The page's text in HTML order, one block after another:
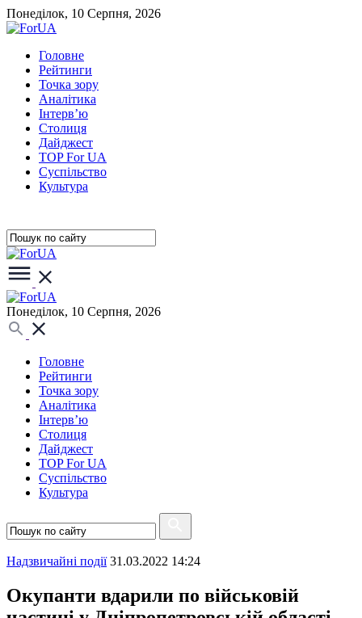
Понеділок, 10 Серпня, 2026
Головне
Рейтинги
Точка зору
Аналітика
Інтерв’ю
Столиця
Дайджест
TOP For UA
Суспiльство
Культура
Понеділок, 10 Серпня, 2026
Головне
Рейтинги
Точка зору
Аналітика
Інтерв’ю
Столиця
Дайджест
TOP For UA
Суспiльство
Культура
Надзвичайні події 31.03.2022 14:24
Окупанти вдарили по військовій